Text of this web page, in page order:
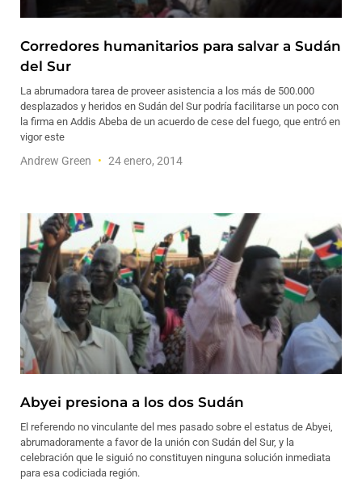
Corredores humanitarios para salvar a Sudán
del Sur
La abrumadora tarea de proveer asistencia a los más de 500.000
desplazados y heridos en Sudán del Sur podría facilitarse un poco con
la firma en Addis Abeba de un acuerdo de cese del fuego, que entró en
vigor este
Andrew Green 24 enero, 2014
Abyei presiona a los dos Sudán
El referendo no vinculante del mes pasado sobre el estatus de Abyei,
abrumadoramente a favor de la unión con Sudán del Sur, y la
celebración que le siguió no constituyen ninguna solución inmediata
para esa codiciada región.